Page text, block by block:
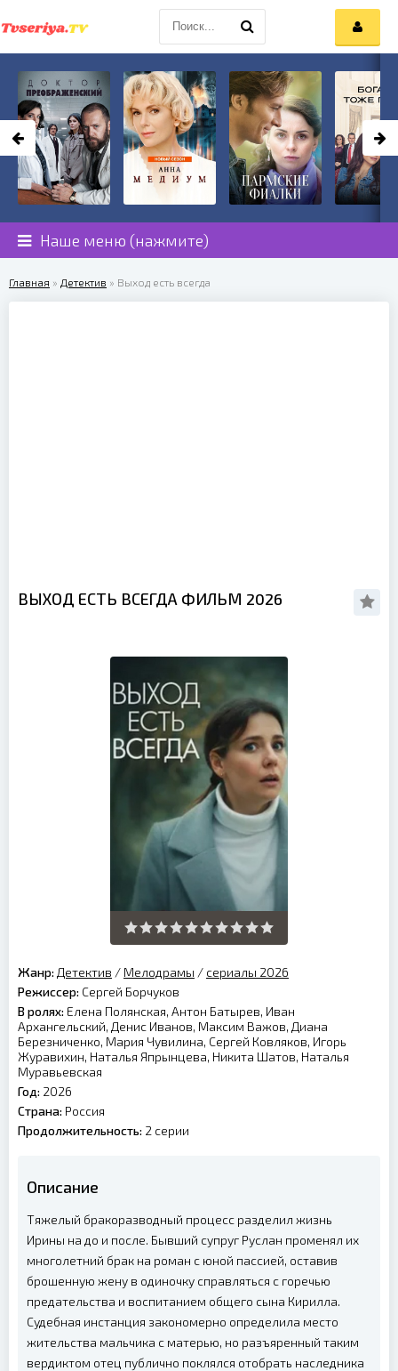
Наше меню (нажмите)
Главная » Детектив » Выход есть всегда
ВЫХОД ЕСТЬ ВСЕГДА ФИЛЬМ 2026
Жанр: Детектив / Мелодрамы / сериалы 2026
Режиссер: Сергей Борчуков
В ролях: Елена Полянская, Антон Батырев, Иван
Архангельский, Денис Иванов, Максим Важов, Диана
Березниченко, Мария Чувилина, Сергей Ковляков, Игорь
Журавихин, Наталья Япрынцева, Никита Шатов, Наталья
Муравьевская
Год: 2026
Страна: Россия
Продолжительность: 2 серии
Описание
Тяжелый бракоразводный процесс разделил жизнь
Ирины на до и после. Бывший супруг Руслан променял их
многолетний брак на роман с юной пассией, оставив
брошенную жену в одиночку справляться с горечью
предательства и воспитанием общего сына Кирилла.
Судебная инстанция закономерно определила место
жительства мальчика с матерью, но разъяренный таким
вердиктом отец публично поклялся отобрать наследника